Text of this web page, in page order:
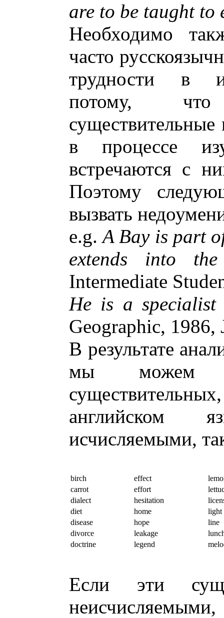
are to be taught to
Необходимо
часто
трудности в
потому,
в процессе
встречаются с
Поэтому
вызвать
e.g.A Bay is part
extends into
Intermediate
He is a specialist
Geographic, 1986,
В результате
мы можем
английском
исчисляемыми,
birch effect
carrot
effort
dialect
hesitation
diet
home
light
disease
hope
line
divorce
leakage
doctrine
legend
Если эти